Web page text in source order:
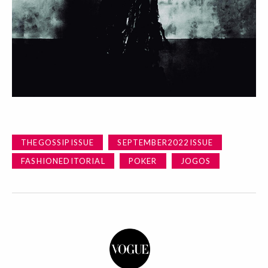
THEGOSSIPISSUE
SEPTEMBER2022ISSUE
FASHIONEDITORIAL
POKER JOGOS